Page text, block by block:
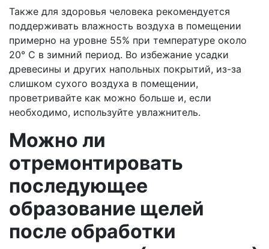
Также для здоровья человека рекомендуется
поддерживать влажность воздуха в помещении
примерно на уровне 55% при температуре около
20° C в зимний период. Во избежание усадки
древесины и других напольных покрытий, из-за
слишком сухого воздуха в помещении,
проветривайте как можно больше и, если
необходимо, используйте увлажнитель.
Можно ли
отремонтировать
последующее
образование щелей
после обработки